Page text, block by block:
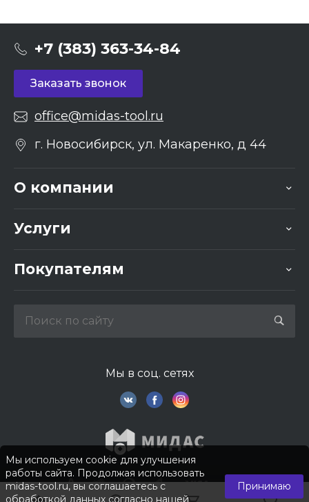
+7 (383) 363-34-84
Заказать звонок
office@midas-tool.ru
г. Новосибирск, ул. Макаренко, д 44
О компании
Услуги
Покупателям
Мы в соц. сетях
Мы используем cookie для улучшения
работы сайта. Продолжая использовать
midas-tool.ru, вы соглашаетесь с
обработкой данных согласно нашей
Принимаю